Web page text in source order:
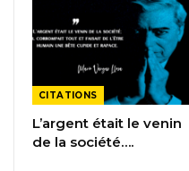
CITATIONS
L’argent était le venin
de la société….